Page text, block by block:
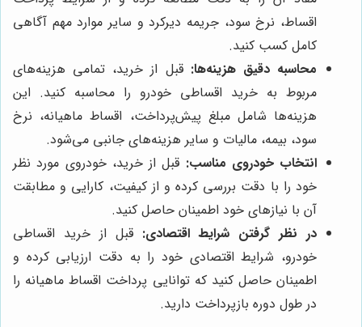
اقساط، نرخ سود، جریمه دیرکرد و سایر موارد مهم آگاهی
کامل کسب کنید.
محاسبه دقیق هزینه‌ها: قبل از خرید، تمامی هزینه‌های
مربوط به خرید اقساطی خودرو را محاسبه کنید. این
هزینه‌ها شامل مبلغ پیش‌پرداخت، اقساط ماهیانه، نرخ
سود، بیمه، مالیات و سایر هزینه‌های جانبی می‌شود.
انتخاب خودروی مناسب: قبل از خرید، خودروی مورد نظر
خود را با دقت بررسی کرده و از کیفیت، کارایی و مطابقت
آن با نیازهای خود اطمینان حاصل کنید.
در نظر گرفتن شرایط اقتصادی: قبل از خرید اقساطی
خودرو، شرایط اقتصادی خود را به دقت ارزیابی کرده و
اطمینان حاصل کنید که توانایی پرداخت اقساط ماهیانه را
در طول دوره بازپرداخت دارید.